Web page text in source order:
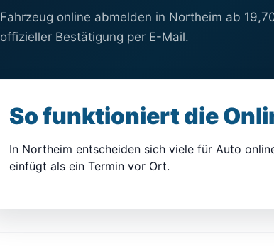
Fahrzeug online abmelden in Northeim ab
offizieller Bestätigung per E-Mail.
So funktioniert die
In Northeim entscheiden sich viele für Auto
einfügt als ein Termin vor Ort.